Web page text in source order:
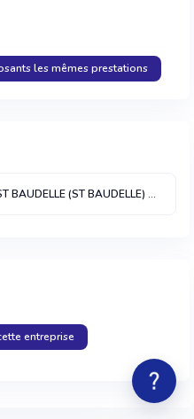
les mêmes prestations
BAUDELLE (ST BAUDELLE) 53100
entreprise